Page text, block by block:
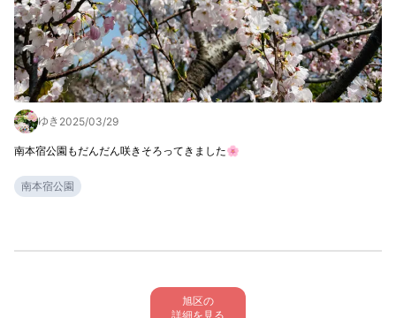
ゆき 2025/03/29
南本宿公園もだんだん咲きそろってきました🌸
南本宿公園
旭区の
詳細を見る